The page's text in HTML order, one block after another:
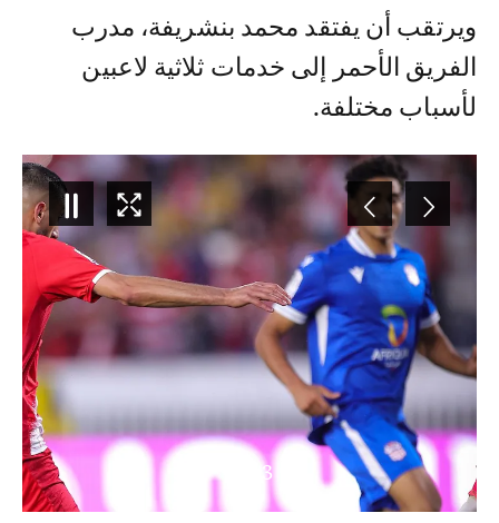
ويرتقب أن يفتقد محمد بنشريفة، مدرب
الفريق الأحمر إلى خدمات ثلاثية لاعبين
لأسباب مختلفة.
3